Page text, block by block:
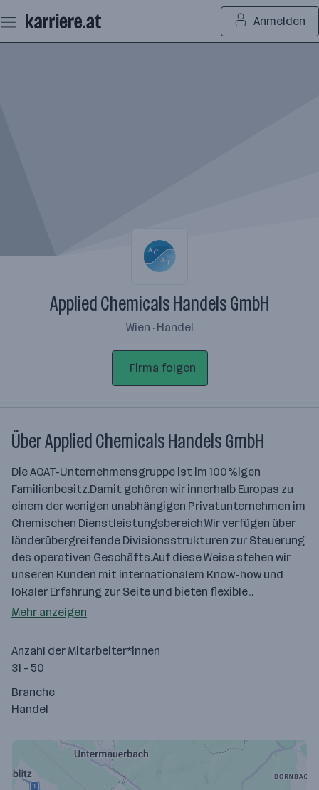
Seiteninhalt
springen
Anmelden
Applied Chemicals Handels GmbH
Wien · Handel
Firma folgen
Über Applied Chemicals Handels GmbH
Die ACAT-Unternehmensgruppe ist im 100%igen
Familienbesitz.Damit gehören wir innerhalb Europas zu
einem der wenigen unabhängigen Privatunternehmen im
Chemischen Dienstleistungsbereich.Wir verfügen über
länderübergreifende Divisionsstrukturen zur Steuerung
des operativen Geschäfts.Auf diese Weise stehen wir
unseren Kunden mit internationalem Know-how und
lokaler Erfahrung zur Seite und bieten flexible…
Mehr anzeigen
Anzahl der Mitarbeiter*innen
31 - 50
Branche
Handel